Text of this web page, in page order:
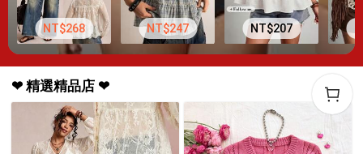
NT$268 NT$247 NT$207
❤ 精選精品店 ❤